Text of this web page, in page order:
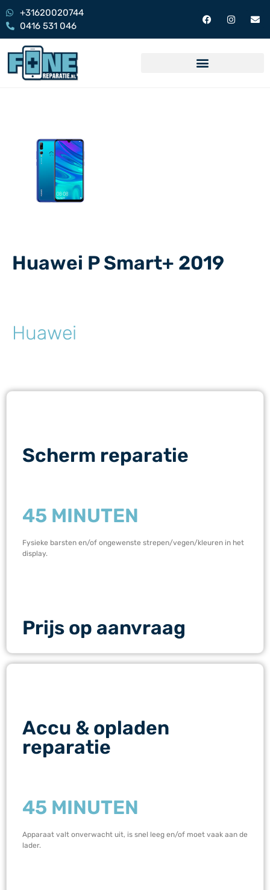
+31620020744
0416 531 046
Huawei P Smart+ 2019
Huawei
Scherm reparatie
45 MINUTEN
Fysieke barsten en/of ongewenste strepen/vegen/kleuren in het
display.
Prijs op aanvraag
Accu & opladen
reparatie
45 MINUTEN
Apparaat valt onverwacht uit, is snel leeg en/of moet vaak aan de
lader.